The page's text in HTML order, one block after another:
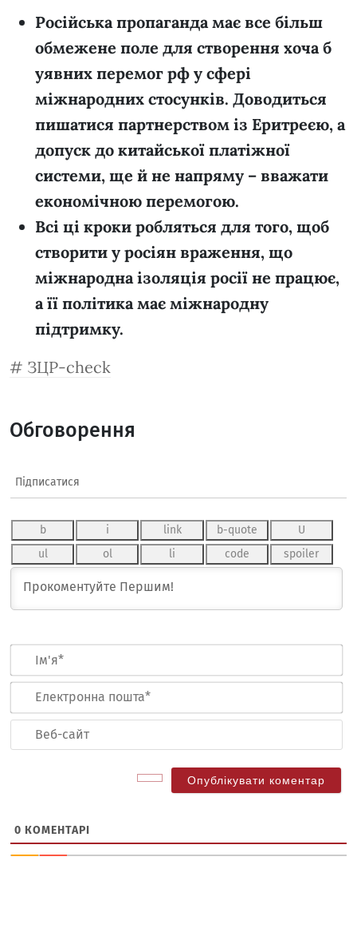
Російська пропаганда має все більш
обмежене поле для створення хоча б
уявних перемог рф у сфері
міжнародних стосунків. Доводиться
пишатися партнерством із Еритреєю, а
допуск до китайської платіжної
системи, ще й не напряму – вважати
економічною перемогою.
Всі ці кроки робляться для того, щоб
створити у росіян враження, що
міжнародна ізоляція росії не працює,
а її політика має міжнародну
підтримку.
ЗЦР-check
Обговорення
Підписатися
0 КОМЕНТАРІ